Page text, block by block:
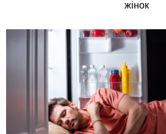
жінок